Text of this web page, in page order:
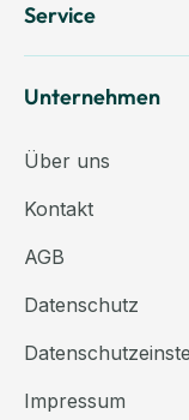
Service
Unternehmen
Über uns
Kontakt
AGB
Datenschutz
Impressum